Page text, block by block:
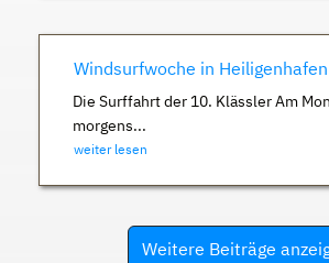
Windsurfwoche in
Die Surffahrt der 10. Klässler Am
morgens...
weiter lesen
Weitere Beiträge